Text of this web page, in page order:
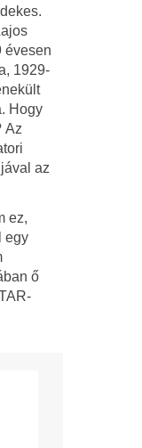
évesen
1929-
Hogy
Az
az
ez,
egy
ő